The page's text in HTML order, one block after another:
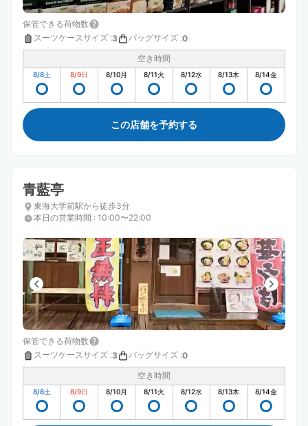
保管できる荷物数
スーツケースサイズ :3 バッグサイズ :0
空き時間
8/8土 8/9日 8/10月 8/11火 8/12水 8/13木 8/14金
この店舗を予約する
青藍亭
東海大学前駅から徒歩3分
本日の営業時間 : 10:00〜22:00
保管できる荷物数
スーツケースサイズ :3 バッグサイズ :0
空き時間
8/8土 8/9日 8/10月 8/11火 8/12水 8/13木 8/14金